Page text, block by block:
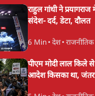
राहुल गांधी ने
संदेश- दर्द, डेटा, दौलत
6 Min• देश• राजनीतिक
पीएम मोदी लाल किले
आदेश किसका था, जंतर